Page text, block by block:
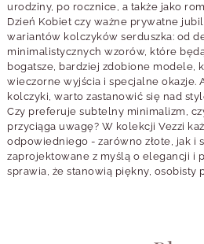
urodziny, po rocznice, a także jako
Dzień Kobiet czy ważne prywatne
wariantów kolczyków serduszka: od
minimalistycznych wzorów, które
bogatsze, bardziej zdobione modele,
wieczorne wyjścia i specjalne okazje.
kolczyki, warto zastanowić się nad
Czy preferuje subtelny minimalizm,
przyciąga uwagę? W kolekcji Vezzi
odpowiedniego - zarówno złote, jak i
zaprojektowane z myślą o elegancji i
sprawia, że stanowią piękny, osobisty